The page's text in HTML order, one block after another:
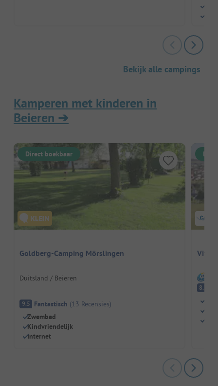
Bekijk alle campings
Kamperen met kinderen in
Beieren ➔
Direct boekbaar
Goldberg-Camping Mörslingen
Duitsland / Beieren
9.5 Fantastisch (13 Recensies)
Zwembad
Kindvriendelijk
Internet
Vital
8.7